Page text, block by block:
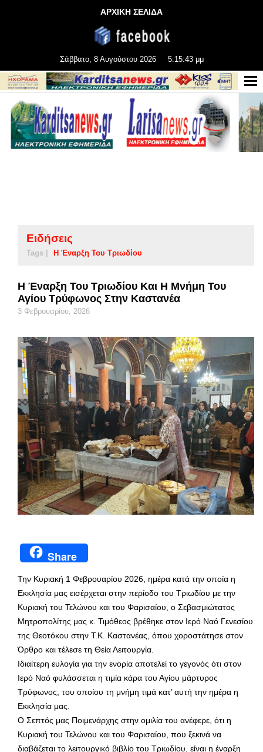
ΑΡΧΙΚΗ ΣΕΛΙΔΑ
Σάββατο, 8 Αυγούστου 2026 5:15:44 μμ
Ειδήσεις
Tags | Η Έναρξη Του Τριωδίου
Η Έναρξη Του Τριωδίου Και Η Μνήμη Του
Αγίου Τρύφωνος Στην Καστανέα
3 Φεβρουαρίου, 2026
Share
Την Κυριακή 1 Φεβρουαρίου 2026, ημέρα κατά την οποία η
Εκκλησία μας εισέρχεται στην περίοδο του Τριωδίου με την
Κυριακή του Τελώνου και του Φαρισαίου, ο Σεβασμιώτατος
Μητροπολίτης μας κ. Τιμόθεος βρέθηκε στον Ιερό Ναό Γενεσίου
της Θεοτόκου στην Τ.Κ. Καστανέας, όπου χοροστάτησε στον
Όρθρο και τέλεσε τη Θεία Λειτουργία.
Ιδιαίτερη ευλογία για την ενορία αποτελεί το γεγονός ότι στον
Ιερό Ναό φυλάσσεται η τιμία κάρα του Αγίου μάρτυρος
Τρύφωνος, του οποίου τη μνήμη τιμά κατ’ αυτή την ημέρα η
Εκκλησία μας.
Ο Σεπτός μας Ποιμενάρχης στην ομιλία του ανέφερε, ότι η
Κυριακή του Τελώνου και του Φαρισαίου, που ξεκινά να
διαβάζεται το λειτουργικό βιβλίο του Τριωδίου, είναι η έναρξη